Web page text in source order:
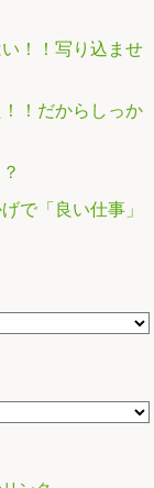
！！写り込ませ
！だからしっか
で「良い仕事」